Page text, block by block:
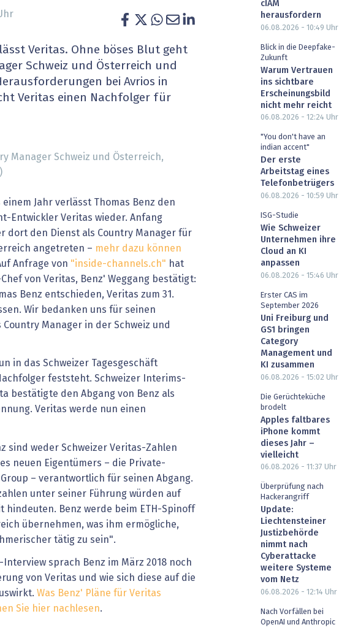
Gesundheit wird digital
Blockchain
EU-DSGVO
XaaS, Managed Services & Co.
» alle Dossiers
IT for Health
Artificial Intelligence
Finance 2030
Fintech & Insurtech
Professional AV & Digital Signage
» alle Specials
Veritas. Ohne böses Blut geht
Schweiz und Österreich und
bei Avrios in
Veritas einen Nachfolger für
Manager Schweiz und Österreich,
Jahr verlässt Thomas Benz den
Entwickler Veritas wieder. Anfang
dort den Dienst als Country Manager für
angetreten – mehr dazu können
Anfrage von "inside-channels.ch" hat
Chef von Veritas, Benz' Weggang bestätigt:
Benz entschieden, Veritas zum 31.
Wir bedanken uns für seinen
Manager in der Schweiz und
in das Schweizer Tagesgeschäft
feststeht. Schweizer Interims-
bestätigte den Abgang von Benz als
Veritas werde nun einen
sind weder Schweizer Veritas-Zahlen
neuen Eigentümers – die Private-
– verantwortlich für seinen Abgang.
unter seiner Führung würden auf
hindeuten. Benz werde beim ETH-Spinoff
übernehmen, was ihm ermögliche,
tätig zu sein".
Interview sprach Benz im März 2018 noch
von Veritas und wie sich diese auf die
Was Benz' Pläne für Veritas
Sie hier nachlesen.
cIAM
herausfordern
06.08.2026 - 10:49 Uhr
Blick in die Deepfake-
Zukunft
Warum Vertrauen
ins sichtbare
Erscheinungsbild
nicht mehr reicht
06.08.2026 - 12:24 Uhr
"You don't have an
indian accent"
Der erste
Arbeitstag eines
Telefonbetrügers
06.08.2026 - 10:59 Uhr
ISG-Studie
Wie Schweizer
Unternehmen ihre
Cloud an KI
anpassen
06.08.2026 - 15:46 Uhr
Erster CAS im
September 2026
Uni Freiburg und
GS1 bringen
Category
Management und
KI zusammen
06.08.2026 - 15:02 Uhr
Die Gerüchteküche
brodelt
Apples faltbares
iPhone kommt
dieses Jahr –
vielleicht
06.08.2026 - 11:37 Uhr
Überprüfung nach
Hackerangriff
Update:
Liechtensteiner
Justizbehörde
nimmt nach
Cyberattacke
weitere Systeme
vom Netz
06.08.2026 - 12:14 Uhr
Nach Vorfällen bei
OpenAI und Anthropic